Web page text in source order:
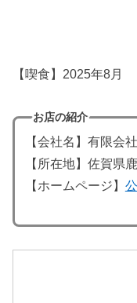
【喫食】2025年8月
お店の紹介
【会社名】有限会
【所在地】佐賀県
【ホームページ】